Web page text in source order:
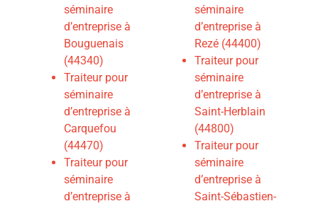
séminaire
d’entreprise à
Bouguenais
(44340)
Traiteur pour
séminaire
d’entreprise à
Carquefou
(44470)
Traiteur pour
séminaire
d’entreprise à
séminaire
d’entreprise à
Rezé (44400)
Traiteur pour
séminaire
d’entreprise à
Saint-Herblain
(44800)
Traiteur pour
séminaire
d’entreprise à
Saint-Sébastien-